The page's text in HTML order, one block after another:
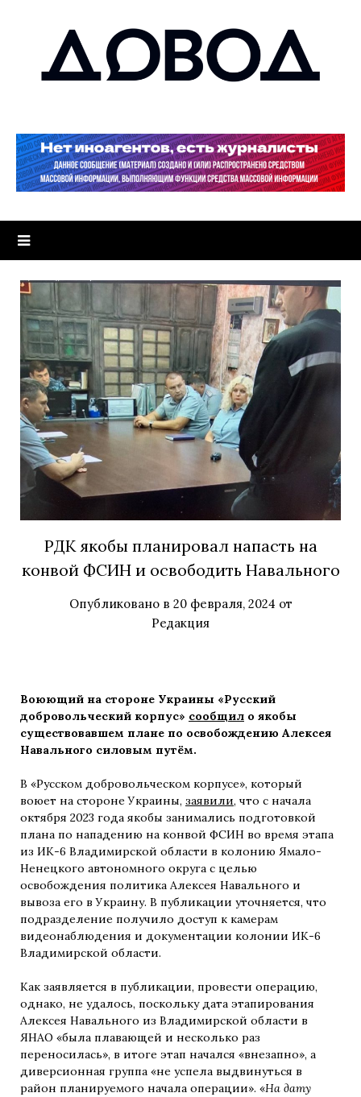
РДК якобы планировал напасть на
конвой ФСИН и освободить Навального
Опубликовано в 20 февраля, 2024 от
Редакция
Воюющий на стороне Украины «Русский
добровольческий корпус» сообщил о якобы
существовавшем плане по освобождению Алексея
Навального силовым путём.
В «Русском добровольческом корпусе», который
воюет на стороне Украины, заявили, что с начала
октября 2023 года якобы занимались подготовкой
плана по нападению на конвой ФСИН во время этапа
из ИК-6 Владимирской области в колонию Ямало-
Ненецкого автономного округа с целью
освобождения политика Алексея Навального и
вывоза его в Украину. В публикации уточняется, что
подразделение получило доступ к камерам
видеонаблюдения и документации колонии ИК-6
Владимирской области.
Как заявляется в публикации, провести операцию,
однако, не удалось, поскольку дата этапирования
Алексея Навального из Владимирской области в
ЯНАО «была плавающей и несколько раз
переносилась», в итоге этап начался «внезапно», а
диверсионная группа «не успела выдвинуться в
район планируемого начала операции». «На дату